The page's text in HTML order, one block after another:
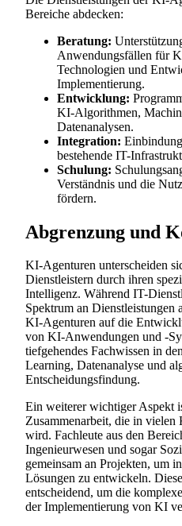
Bereiche abdecken:
Beratung:
Anwendungsfällen für
Technologien und
Implementierung.
Entwicklung:
KI-Algorithmen,
Datenanalysen.
Integration:
bestehende IT-
Schulung:
Verständnis und die
fördern.
Abgrenzung und
KI-Agenturen unterscheiden
Dienstleistern durch ihren
Intelligenz. Während IT-
Spektrum an Dienstleistungen
KI-Agenturen auf die
von KI-Anwendungen und -
tiefgehendes Fachwissen in
Learning, Datenanalyse und
Entscheidungsfindung.
Ein weiterer wichtiger Aspekt
Zusammenarbeit, die in
wird. Fachleute aus den
Ingenieurwesen und sogar
gemeinsam an Projekten, um
Lösungen zu entwickeln.
entscheidend, um die
der Implementierung von KI